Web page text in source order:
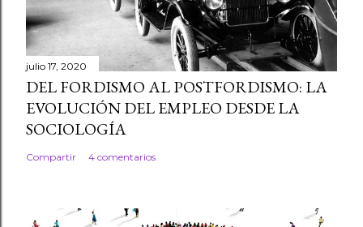
julio 17, 2020
DEL FORDISMO AL POSTFORDISMO: LA
EVOLUCIÓN DEL EMPLEO DESDE LA
SOCIOLOGÍA
Compartir 4 comentarios